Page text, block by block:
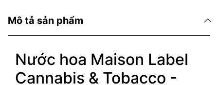
Mô tả sản phẩm
Nước hoa Maison Label
Cannabis & Tobacco -